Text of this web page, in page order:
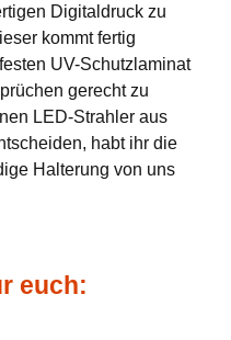
Digitaldruck zu
kommt fertig
UV-Schutzlaminat
gerecht zu
LED-Strahler aus
habt ihr die
Halterung von uns
euch: